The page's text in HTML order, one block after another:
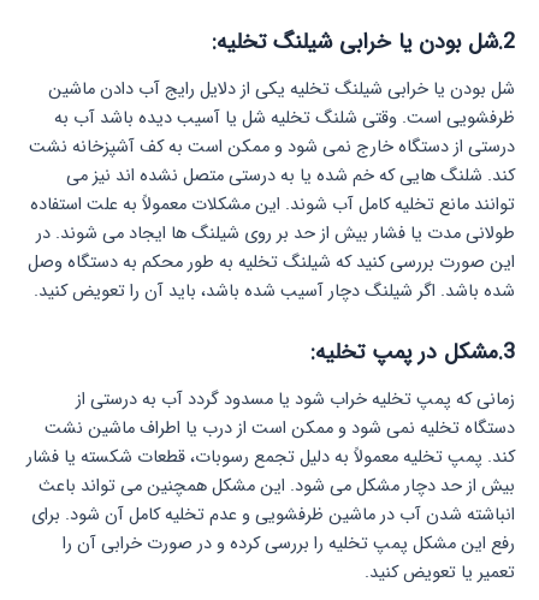
2.شل بودن یا خرابی شیلنگ تخلیه:
شل بودن یا خرابی شیلنگ تخلیه یکی از دلایل رایج آب دادن ماشین
ظرفشویی است. وقتی شلنگ تخلیه شل یا آسیب دیده باشد آب به
درستی از دستگاه خارج نمی‌ شود و ممکن است به کف آشپزخانه نشت
کند. شلنگ‌ هایی که خم شده یا به درستی متصل نشده‌ اند نیز می‌
توانند مانع تخلیه کامل آب شوند. این مشکلات معمولاً به علت استفاده
طولانی‌ مدت یا فشار بیش از حد بر روی شیلنگ‌ ها ایجاد می‌ شوند. در
این صورت بررسی کنید که شیلنگ تخلیه به طور محکم به دستگاه وصل
شده باشد. اگر شیلنگ دچار آسیب شده باشد، باید آن را تعویض کنید.
3.مشکل در پمپ تخلیه:
زمانی که پمپ تخلیه خراب شود یا مسدود گردد آب به درستی از
دستگاه تخلیه نمی‌ شود و ممکن است از درب یا اطراف ماشین نشت
کند. پمپ تخلیه معمولاً به دلیل تجمع رسوبات، قطعات شکسته یا فشار
بیش از حد دچار مشکل می‌ شود. این مشکل همچنین می‌ تواند باعث
انباشته شدن آب در ماشین ظرفشویی و عدم تخلیه کامل آن شود. برای
رفع این مشکل پمپ تخلیه را بررسی کرده و در صورت خرابی آن را
تعمیر یا تعویض کنید.